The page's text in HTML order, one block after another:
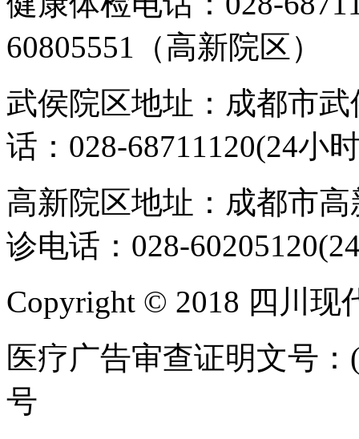
60805551（高新院区）
武侯院区地址：成都市
话：028-68711120(24小
高新院区地址：成都市
诊电话：028-
Copyright © 2018 四川现
医疗广告审查证明文号
号